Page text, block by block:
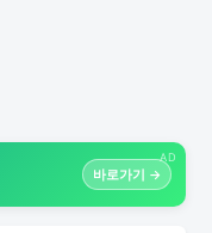
AD
바로가기 →